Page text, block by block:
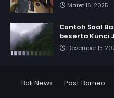
Maret 16, 2025
Contoh Soal
beserta Kunci
Desember 15,
Bali News Post Borneo